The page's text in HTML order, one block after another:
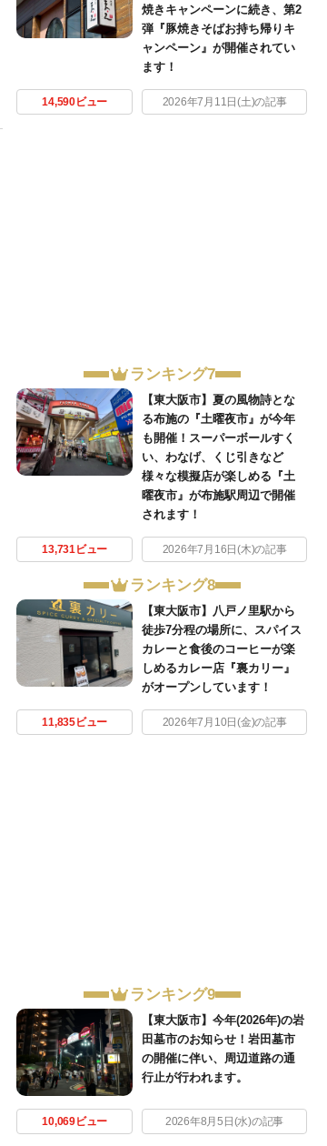
焼きキャンペーンに続き、第2
弾『豚焼きそばお持ち帰りキ
ャンペーン』が開催されてい
ます！
14,590ビュー 2026年7月11日(土)の記事
ランキング7
【東大阪市】夏の風物詩とな
る布施の『土曜夜市』が今年
も開催！スーパーボールすく
い、わなげ、くじ引きなど
様々な模擬店が楽しめる『土
曜夜市』が布施駅周辺で開催
されます！
13,731ビュー 2026年7月16日(木)の記事
ランキング8
【東大阪市】八戸ノ里駅から
徒歩7分程の場所に、スパイス
カレーと食後のコーヒーが楽
しめるカレー店『裏カリー』
がオープンしています！
11,835ビュー 2026年7月10日(金)の記事
ランキング9
【東大阪市】今年(2026年)の岩
田墓市のお知らせ！岩田墓市
の開催に伴い、周辺道路の通
行止が行われます。
10,069ビュー 2026年8月5日(水)の記事